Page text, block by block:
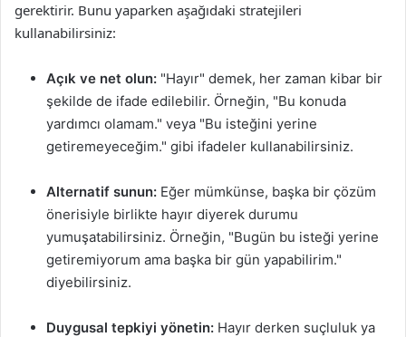
gerektirir. Bunu yaparken aşağıdaki stratejileri
kullanabilirsiniz:
Açık ve net olun: "Hayır" demek, her zaman kibar bir
şekilde de ifade edilebilir. Örneğin, "Bu konuda
yardımcı olamam." veya "Bu isteğini yerine
getiremeyeceğim." gibi ifadeler kullanabilirsiniz.
Alternatif sunun: Eğer mümkünse, başka bir çözüm
önerisiyle birlikte hayır diyerek durumu
yumuşatabilirsiniz. Örneğin, "Bugün bu isteği yerine
getiremiyorum ama başka bir gün yapabilirim."
diyebilirsiniz.
Duygusal tepkiyi yönetin: Hayır derken suçluluk ya